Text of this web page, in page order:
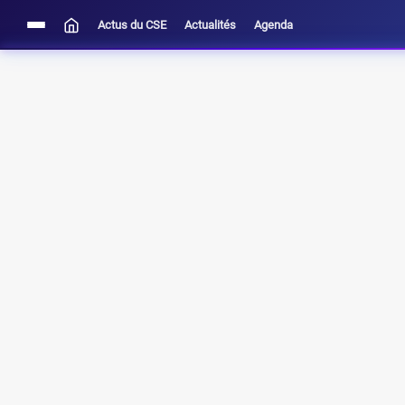
Actus du CSE Actualités Agenda